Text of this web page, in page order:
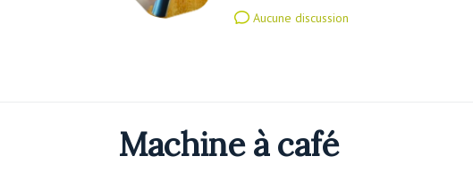
Aucune discussion
Machine à café